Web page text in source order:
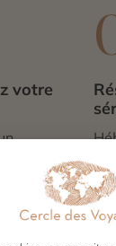
votre
à votre
rythme.